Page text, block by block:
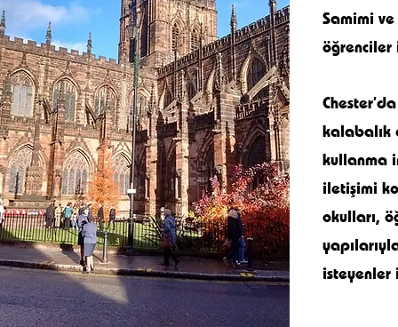
Samimi
öğrenciler
kalabalık
kullanma
iletişimi
okulları,
isteyenler